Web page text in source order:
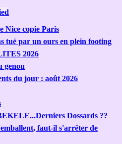
Nice copie Paris
tué par un ours en plein footing
2026
genou
du jour : août 2026
Dossards ??
faut-il s'arrêter de